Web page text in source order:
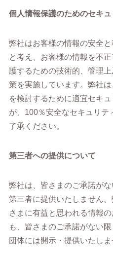
個人情報保護のためのセキ
弊社はお客様の情報の安全
と考え、お客様の情報を不
護するための技術的、管理
策を実施しています。弊社
を検討するために適宜セキ
が、100％安全なセキュリテ
了承ください。
第三者への提供について
弊社は、皆さまのご承諾が
第三者に提供いたしません
さまに有益と思われる情報
も、皆さまのご承諾がない
団体には開示・提供いたしま